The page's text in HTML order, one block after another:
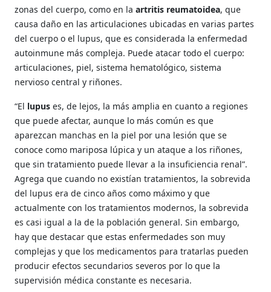
zonas del cuerpo, como en laartritis reumatoidea, que
causa daño en las articulaciones ubicadas en varias partes
del cuerpo o el lupus, que es considerada la enfermedad
autoinmune más compleja. Puede atacar todo el cuerpo:
articulaciones, piel, sistema hematológico, sistema
nervioso central y riñones.
“El lupus es, de lejos, la más amplia en cuanto a regiones
que puede afectar, aunque lo más común es que
aparezcan manchas en la piel por una lesión que se
conoce como mariposa lúpica y un ataque a los riñones,
que sin tratamiento puede llevar a la insuficiencia renal”.
Agrega que cuando no existían tratamientos, la sobrevida
del lupus era de cinco años como máximo y que
actualmente con los tratamientos modernos, la sobrevida
es casi igual a la de la población general. Sin embargo,
hay que destacar que estas enfermedades son muy
complejas y que los medicamentos para tratarlas pueden
producir efectos secundarios severos por lo que la
supervisión médica constante es necesaria.